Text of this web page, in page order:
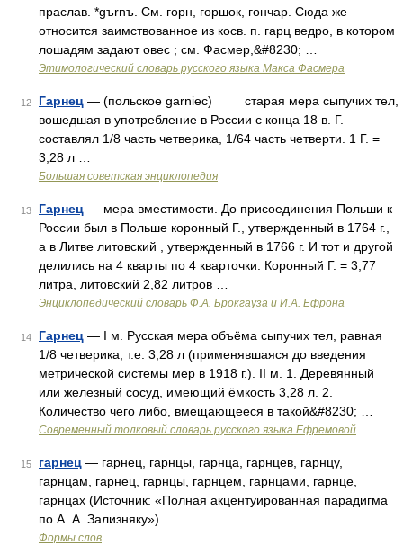
праслав. *gъrnъ. См. горн, горшок, гончар. Сюда же
относится заимствованное из косв. п. гарц ведро, в котором
лошадям задают овес ; см. Фасмер,&#8230; …
Этимологический словарь русского языка Макса Фасмера
12 Гарнец — (польское garniec) старая мера сыпучих тел,
вошедшая в употребление в России с конца 18 в. Г.
составлял 1/8 часть четверика, 1/64 часть четверти. 1 Г. =
3,28 л …
Большая советская энциклопедия
13 Гарнец — мера вместимости. До присоединения Польши к
России был в Польше коронный Г., утвержденный в 1764 г.,
а в Литве литовский , утвержденный в 1766 г. И тот и другой
делились на 4 кварты по 4 кварточки. Коронный Г. = 3,77
литра, литовский 2,82 литров …
Энциклопедический словарь Ф.А. Брокгауза и И.А. Ефрона
14 Гарнец — I м. Русская мера объёма сыпучих тел, равная
1/8 четверика, т.е. 3,28 л (применявшаяся до введения
метрической системы мер в 1918 г.). II м. 1. Деревянный
или железный сосуд, имеющий ёмкость 3,28 л. 2.
Количество чего либо, вмещающееся в такой&#8230; …
Современный толковый словарь русского языка Ефремовой
15 гарнец — гарнец, гарнцы, гарнца, гарнцев, гарнцу,
гарнцам, гарнец, гарнцы, гарнцем, гарнцами, гарнце,
гарнцах (Источник: «Полная акцентуированная парадигма
по А. А. Зализняку») …
Формы слов